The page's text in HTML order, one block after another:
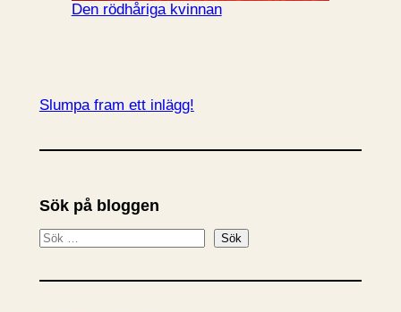
Den rödhåriga kvinnan
Slumpa fram ett inlägg!
Sök på bloggen
S
k
Sök